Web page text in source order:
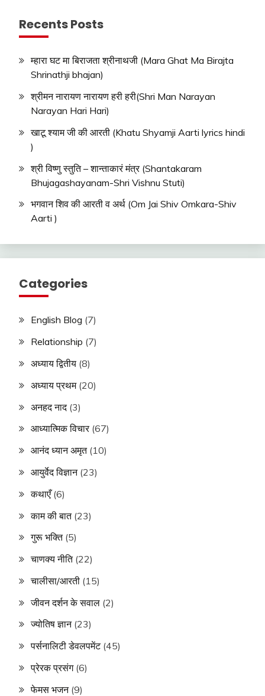
Recents Posts
म्हारा घट मा बिराजता श्रीनाथजी (Mara Ghat Ma Birajta
Shrinathji bhajan)
श्रीमन नारायण नारायण हरी हरी(Shri Man Narayan
Narayan Hari Hari)
खाटू श्याम जी की आरती (Khatu Shyamji Aarti lyrics hindi
)
श्री विष्णु स्तुति – शान्ताकारं मंत्र (Shantakaram
Bhujagashayanam-Shri Vishnu Stuti)
भगवान शिव की आरती व अर्थ (Om Jai Shiv Omkara-Shiv
Aarti )
Categories
English Blog (7)
Relationship (7)
अध्याय द्वितीय (8)
अध्याय प्रथम(20)
अनहद नाद(3)
आध्यात्मिक विचार(67)
आनंद ध्यान अमृत(10)
आयुर्वेद विज्ञान(23)
कथाएँ(6)
काम की बात(23)
गुरू भक्ति(5)
चाणक्य नीति(22)
चालीसा/आरती (15)
जीवन दर्शन के सवाल (2)
ज्योतिष ज्ञान(23)
पर्सनालिटी डेवलपमेंट(45)
प्रेरक प्रसंग(6)
फेमस भजन(9)